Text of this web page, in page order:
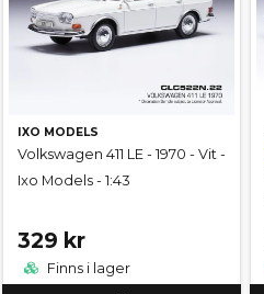
IXO MODELS
Volkswagen 411 LE - 1970 - Vit -
Ixo Models - 1:43
329 kr
Finns i lager